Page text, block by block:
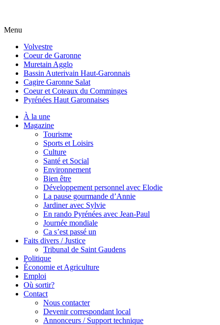
Menu
Volvestre
Coeur de Garonne
Muretain Agglo
Bassin Auterivain Haut-Garonnais
Cagire Garonne Salat
Coeur et Coteaux du Comminges
Pyrénées Haut Garonnaises
À la une
Magazine
Tourisme
Sports et Loisirs
Culture
Santé et Social
Environnement
Bien être
Développement personnel avec Elodie
La pause gourmande d’Annie
Jardiner avec Sylvie
En rando Pyrénées avec Jean-Paul
Journée mondiale
Ca s’est passé un
Faits divers / Justice
Tribunal de Saint Gaudens
Politique
Économie et Agriculture
Emploi
Où sortir?
Contact
Nous contacter
Devenir correspondant local
Annonceurs / Support technique